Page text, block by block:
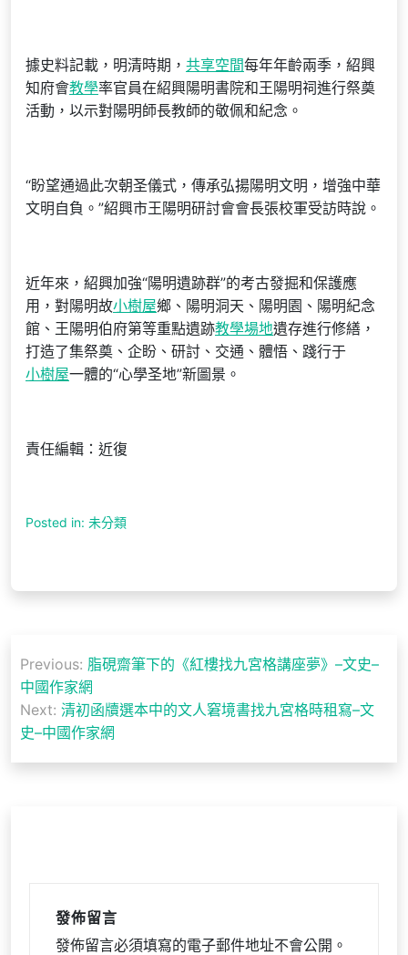
據史料記載，明清時期， 共享空間每年年齡兩季，紹興
知府會教學率官員在紹興陽明書院和王陽明祠進行祭奠
活動，以示對陽明師長教師的敬佩和紀念。
“盼望通過此次朝圣儀式，傳承弘揚陽明文明，增強中華
文明自負。”紹興市王陽明研討會會長張校軍受訪時說。
近年來，紹興加強“陽明遺跡群”的考古發掘和保護應
用，對陽明故小樹屋鄉、陽明洞天、陽明園、陽明紀念
館、王陽明伯府第等重點遺跡教學場地遺存進行修繕，
打造了集祭奠、企盼、研討、交通、體悟、踐行于
小樹屋一體的“心學圣地”新圖景。
責任編輯：近復
Posted in: 未分類
章
導
覽
Previous: 脂硯齋筆下的《紅樓找九宮格講座夢》–文史–
中國作家網
Next: 清初函牘選本中的文人窘境書找九宮格時租寫–文
史–中國作家網
發佈留言
發佈留言必須填寫的電子郵件地址不會公開。